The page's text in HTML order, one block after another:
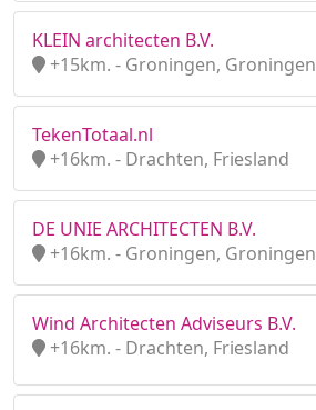
KLEIN architecten B.V.
+15km. - Groningen, Groningen
TekenTotaal.nl
+16km. - Drachten, Friesland
DE UNIE ARCHITECTEN B.V.
+16km. - Groningen, Groningen
Wind Architecten Adviseurs B.V.
+16km. - Drachten, Friesland